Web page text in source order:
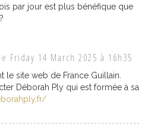
par jour est plus bénéfique que
Friday 14 March 2025 à 16h35
le site web de France Guillain.
Déborah Ply qui est formée à sa